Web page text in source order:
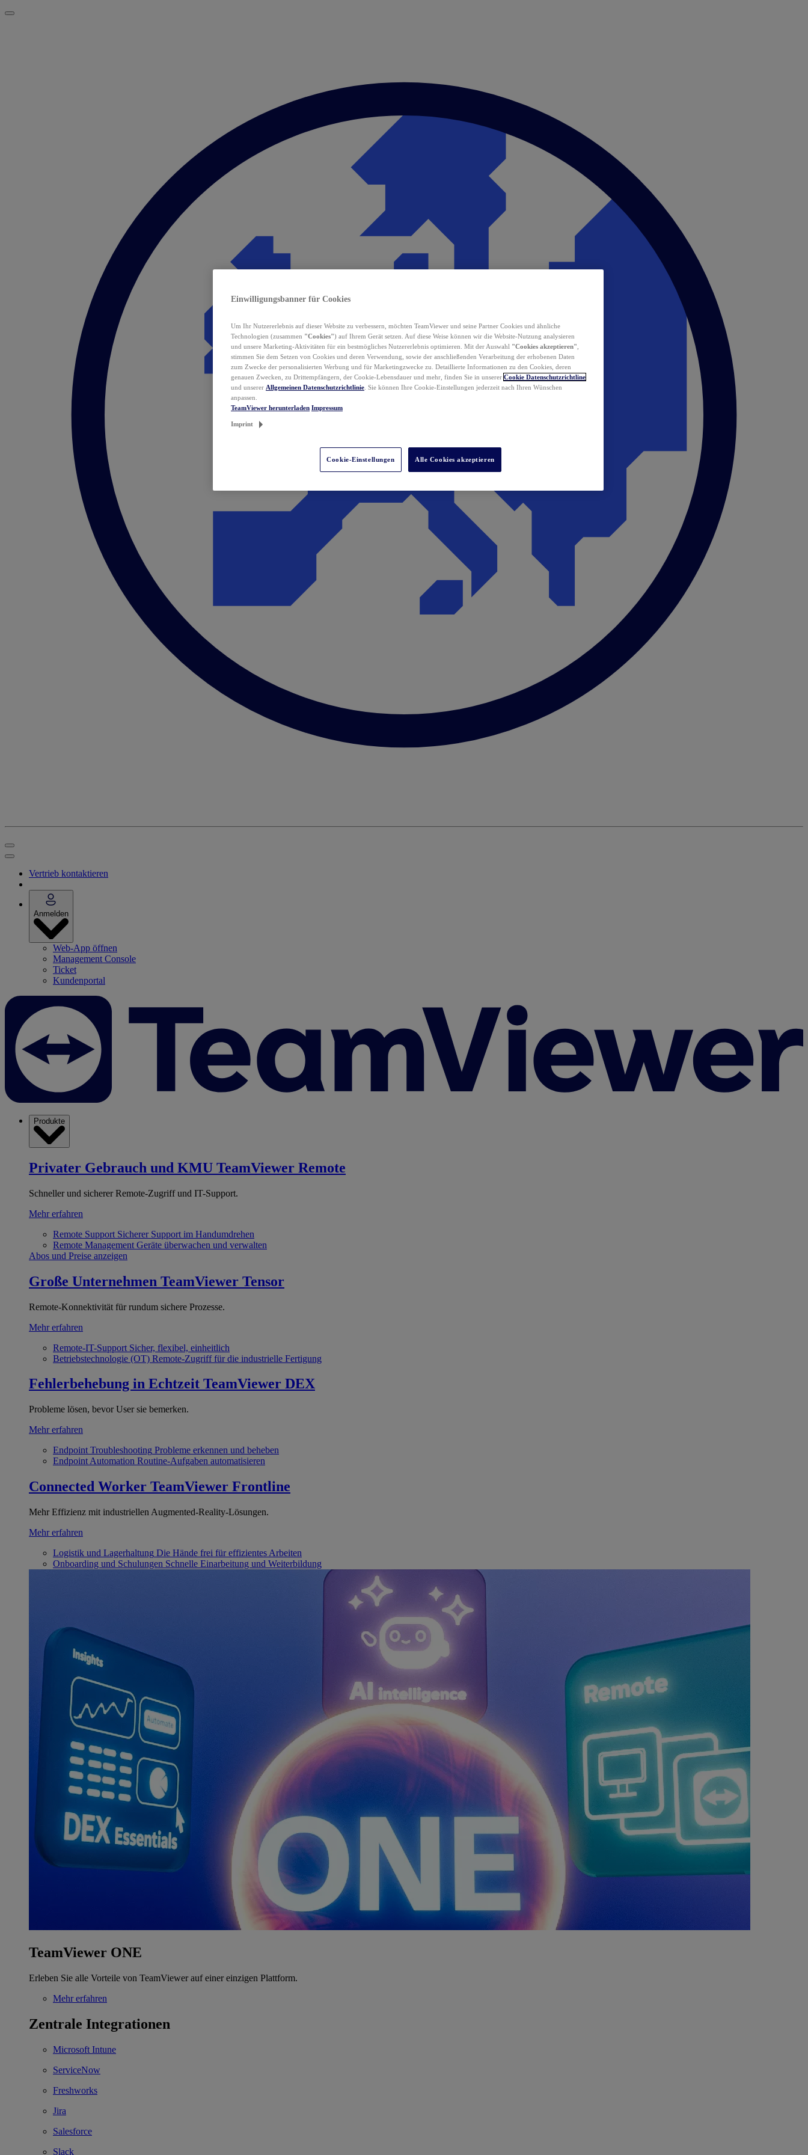
Vertrieb kontaktieren
Anmelden
Web-App öffnen
Management Console
Ticket
Kundenportal
Produkte
Privater Gebrauch und KMU TeamViewer Remote
Schneller und sicherer Remote-Zugriff und IT-Support.
Mehr erfahren
Remote Support Sicherer Support im Handumdrehen
Remote Management Geräte überwachen und verwalten
Abos und Preise anzeigen
Große Unternehmen TeamViewer Tensor
Remote-Konnektivität für rundum sichere Prozesse.
Mehr erfahren
Remote-IT-Support Sicher, flexibel, einheitlich
Betriebstechnologie (OT) Remote-Zugriff für die industrielle Fertigung
Fehlerbehebung in Echtzeit TeamViewer DEX
Probleme lösen, bevor User sie bemerken.
Mehr erfahren
Endpoint Troubleshooting Probleme erkennen und beheben
Endpoint Automation Routine-Aufgaben automatisieren
Connected Worker TeamViewer Frontline
Mehr Effizienz mit industriellen Augmented-Reality-Lösungen.
Mehr erfahren
Logistik und Lagerhaltung Die Hände frei für effizientes Arbeiten
Onboarding und Schulungen Schnelle Einarbeitung und Weiterbildung
TeamViewer ONE
Erleben Sie alle Vorteile von TeamViewer auf einer einzigen Plattform.
Mehr erfahren
Zentrale Integrationen
Microsoft Intune
ServiceNow
Freshworks
Jira
Salesforce
Slack
Einwilligungsbanner für Cookies
Um Ihr Nutzererlebnis auf dieser Website zu verbessern, möchten TeamViewer und seine Partner Cookies und ähnliche
Technologien (zusammen "Cookies") auf Ihrem Gerät setzen. Auf diese Weise können wir die Website-Nutzung analysieren
und unsere Marketing-Aktivitäten für ein bestmögliches Nutzererlebnis optimieren. Mit der Auswahl "Cookies akzeptieren"
stimmen Sie dem Setzen von Cookies und deren Verwendung, sowie der anschließenden Verarbeitung der erhobenen Daten
zum Zwecke der personalisierten Werbung und für Marketingzwecke zu. Detaillierte Informationen zu den Cookies, deren
genauen Zwecken, zu Drittempfängern, der Cookie-Lebensdauer und mehr, finden Sie in unserer Cookie Datenschutzrichtline
und unserer Allgemeinen Datenschutzrichtlinie . Sie können Ihre Cookie-Einstellungen jederzeit nach Ihren Wünschen
anpassen.
TeamViewer herunterladen Impressum
Imprint
Cookie-Einstellungen Alle Cookies akzeptieren